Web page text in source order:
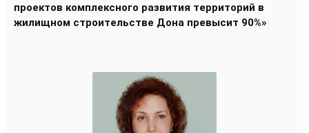
проектов комплексного развития территорий в
жилищном строительстве Дона превысит 90%»